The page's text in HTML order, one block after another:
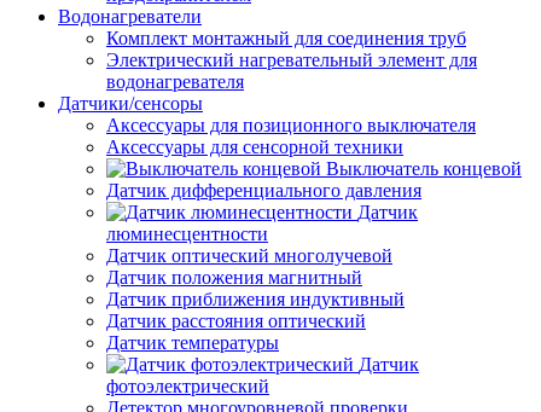
Водонагреватели
Комплект монтажный для соединения труб
Электрический нагревательный элемент для
водонагревателя
Датчики/сенсоры
Аксессуары для позиционного выключателя
Аксессуары для сенсорной техники
Выключатель концевой
Датчик дифференциального давления
Датчик
люминесцентности
Датчик оптический многолучевой
Датчик положения магнитный
Датчик приближения индуктивный
Датчик расстояния оптический
Датчик температуры
Датчик
фотоэлектрический
Детектор многоуровневой проверки